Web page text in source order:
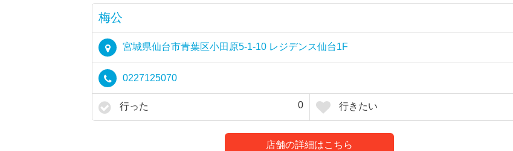
梅公
宮城県仙台市青葉区小田原5-1-10 レジデンス仙台1F
0227125070
行った 0 行きたい
店舗の詳細はこちら